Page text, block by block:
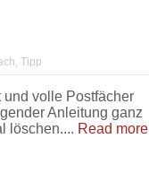
Tipp
volle Postfächer
Anleitung ganz
löschen.... Read more